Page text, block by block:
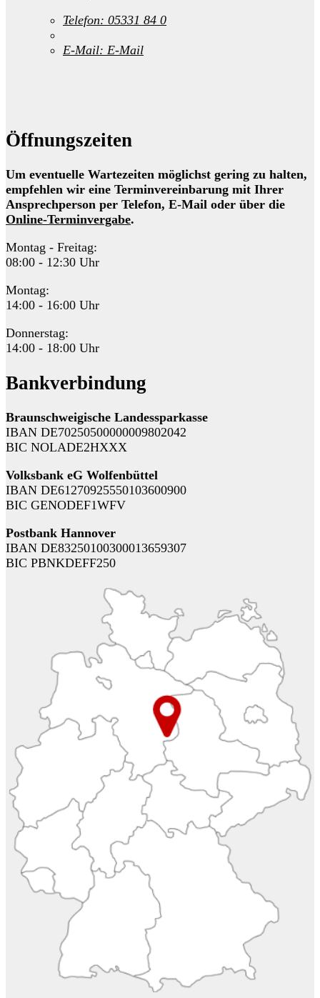
Telefon: 05331 84 0
E-Mail: E-Mail
Öffnungszeiten
Um eventuelle Wartezeiten möglichst gering zu halten,
empfehlen wir eine Terminvereinbarung mit Ihrer
Ansprechperson per Telefon, E-Mail oder über die
Online-Terminvergabe.
Montag - Freitag:
08:00 - 12:30 Uhr
Montag:
14:00 - 16:00 Uhr
Donnerstag:
14:00 - 18:00 Uhr
Bankverbindung
Braunschweigische Landessparkasse
IBAN DE70250500000009802042
BIC NOLADE2HXXX
Volksbank eG Wolfenbüttel
IBAN DE61270925550103600900
BIC GENODEF1WFV
Postbank Hannover
IBAN DE83250100300013659307
BIC PBNKDEFF250